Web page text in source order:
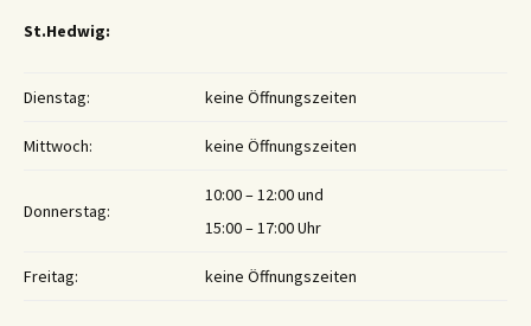
St.Hedwig:
Dienstag: keine Öffnungszeiten
Mittwoch: keine Öffnungszeiten
Donnerstag:
10:00 – 12:00 und
15:00 – 17:00 Uhr
Freitag: keine Öffnungszeiten